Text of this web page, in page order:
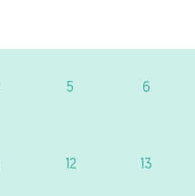
5 6
12 13